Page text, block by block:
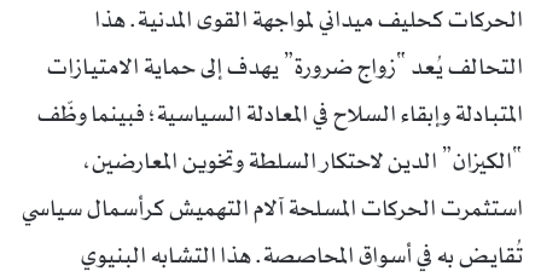
الحركات كحليف ميداني لمواجهة القوى المدنية. هذا
التحالف يُعد “زواج ضرورة” يهدف إلى حماية الامتيازات
المتبادلة وإبقاء السلاح في المعادلة السياسية؛ فبينما وظّف
“الكيزان” الدين لاحتكار السلطة وتخوين المعارضين،
استثمرت الحركات المسلحة آلام التهميش كرأسمال سياسي
تُقايض به في أسواق المحاصصة. هذا التشابه البنيوي